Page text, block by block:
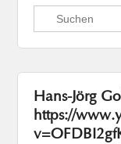
Suchen
Hans-Jörg
https://